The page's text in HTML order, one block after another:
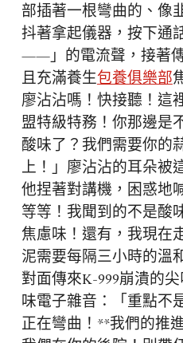
部插著一根彎曲的、像
抖著拿起儀器，按下通
——」的電流聲，接著
且充滿養生包養俱樂部
廖沾沾嗎！快接聽！這
盟特級特務！你那邊是
酸味了？我們需要你的
上！」廖沾沾的耳朵被
他捏著對講機，困惑地
等等！我聞到的不是酸
焦慮味！還有，我現在
泥需要每隔三小時的溫
對面傳來K-999崩潰的
味電子雜音：「重點不
正在彎曲！**我們的推